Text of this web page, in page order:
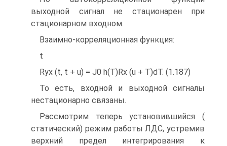
выходной сигнал не стационарен при
стационарном входном.
Взаимно-корреляционная функция:
t
Ryx (t, t + u) = J0 h(T)Rx (u + T)dT. (1.187)
То есть, входной и выходной сигналы
нестационарно связаны.
Рассмотрим теперь установившийся (
статический) режим работы ЛДС, устремив
верхний предел интегрирования к